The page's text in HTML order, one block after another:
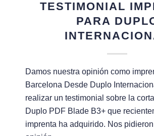
TESTIMONIAL
PARA
Damos nuestra opinión como
Barcelona Desde Duplo
realizar un testimonial sobre la
Duplo PDF Blade B3+ que
imprenta ha adquirido. Nos